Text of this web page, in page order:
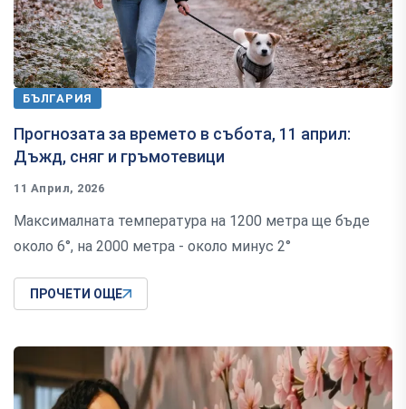
БЪЛГАРИЯ
Прогнозата за времето в събота, 11 април:
Дъжд, сняг и гръмотевици
11 Април, 2026
Максималната температура на 1200 метра ще бъде
около 6°, на 2000 метра - около минус 2°
ПРОЧЕТИ ОЩЕ